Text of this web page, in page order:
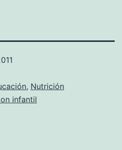
, Nutrición
infantil